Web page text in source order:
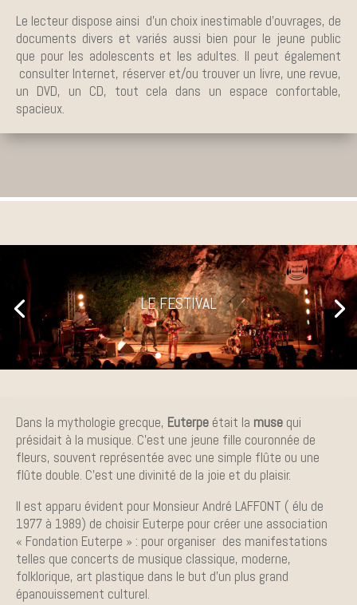
Le lecteur dispose ainsi d’un choix inestimable d’ouvrages, de
documents divers et variés aussi bien pour le jeune public
que pour les adolescents et les adultes. Il peut également
consulter Internet, réserver et/ou trouver un livre, une revue,
un DVD, un CD, tout cela dans un espace confortable,
spacieux.
LE FESTIVAL
Dans la mythologie grecque, Euterpe était la muse qui
présidait à la musique. C’est une jeune fille couronnée de
fleurs, souvent représentée avec une simple flûte ou une
flûte double. C’est une divinité de la joie et du plaisir.
Il est apparu évident pour Monsieur André LAFFONT ( élu de
1977 à 1989) de choisir Euterpe pour créer une association
« Fondation Euterpe » : pour organiser des manifestations
telles que concerts de musique classique, moderne,
folklorique, art plastique dans le but d’un plus grand
épanouissement culturel.